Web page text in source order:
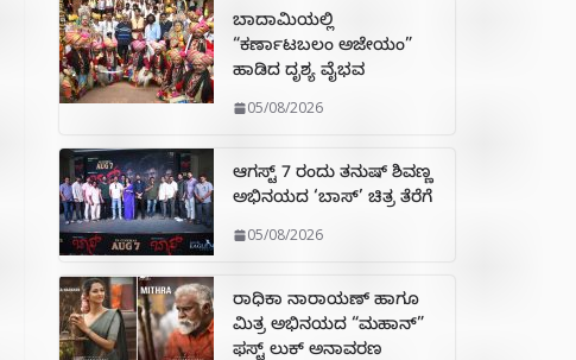
ಬಾದಾಮಿಯಲ್ಲಿ
“ಕರ್ಣಾಟಬಲಂ ಅಜೇಯಂ”
ಹಾಡಿದ ದೃಶ್ಯ ವೈಭವ
05/08/2026
ಆಗಸ್ಟ್ 7 ರಂದು ತನುಷ್ ಶಿವಣ್ಣ
ಅಭಿನಯದ ‘ಬಾಸ್’ ಚಿತ್ರ ತೆರೆಗೆ
05/08/2026
ರಾಧಿಕಾ ನಾರಾಯಣ್ ಹಾಗೂ
ಮಿತ್ರ ಅಭಿನಯದ “ಮಹಾನ್”
ಫಸ್ಟ್ ಲುಕ್ ಅನಾವರಣ